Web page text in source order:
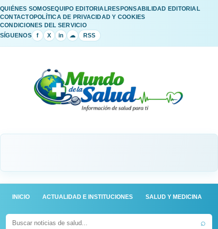
QUIÉNES SOMOSEQUIPO EDITORIALRESPONSABILIDAD EDITORIAL
CONTACTOPOLÍTICA DE PRIVACIDAD Y COOKIES
CONDICIONES DEL SERVICIO
SÍGUENOS
f X in ☁ RSS
INICIO ACTUALIDAD E INSTITUCIONES SALUD Y MEDICINA
⌕